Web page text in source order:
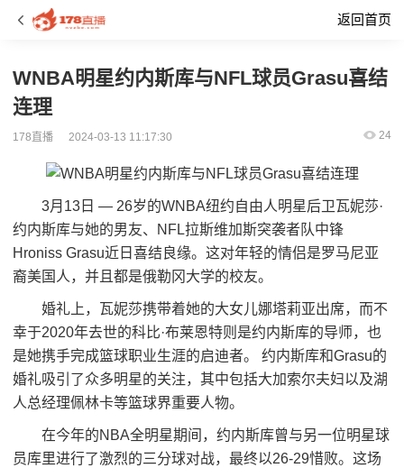
返回首页
WNBA明星约内斯库与NFL球员Grasu喜结
连理
178直播 2024-03-13 11:17:30 24
3月13日 — 26岁的WNBA纽约自由人明星后卫瓦妮莎·
约内斯库与她的男友、NFL拉斯维加斯突袭者队中锋
Hroniss Grasu近日喜结良缘。这对年轻的情侣是罗马尼亚
裔美国人，并且都是俄勒冈大学的校友。
婚礼上，瓦妮莎携带着她的大女儿娜塔莉亚出席，而不
幸于2020年去世的科比·布莱恩特则是约内斯库的导师，也
是她携手完成篮球职业生涯的启迪者。 约内斯库和Grasu的
婚礼吸引了众多明星的关注，其中包括大加索尔夫妇以及湖
人总经理佩林卡等篮球界重要人物。
在今年的NBA全明星期间，约内斯库曾与另一位明星球
员库里进行了激烈的三分球对战，最终以26-29惜败。这场